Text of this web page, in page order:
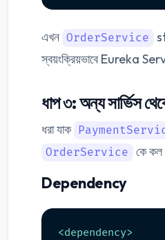
এখন OrderService
স্বয়ংক্রিয়ভাবে Eureka
ধাপ ৩: অন্য সার্ভিস
ধরা যাক
OrderService কে কল
Dependency
<dependency>